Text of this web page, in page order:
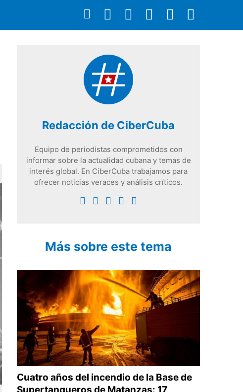
Redacción de CiberCuba
Equipo de periodistas comprometidos con
informar sobre la actualidad cubana y temas de
interés global. En CiberCuba trabajamos para
ofrecer noticias veraces y análisis críticos.
Más sobre este tema
Cuatro años del incendio de la Base de